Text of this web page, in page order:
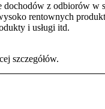
dochodów z odbiorów w
rentownych
i usługi itd.
szczegółów.